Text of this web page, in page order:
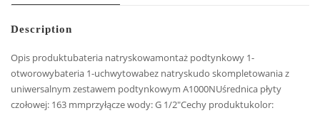
Description
Opis produktubateria natryskowamontaż podtynkowy 1-
otworowybateria 1-uchwytowabez natryskudo skompletowania z
uniwersalnym zestawem podtynkowym A1000NUśrednica płyty
czołowej: 163 mmprzyłącze wody: G 1/2″Cechy produktukolor: